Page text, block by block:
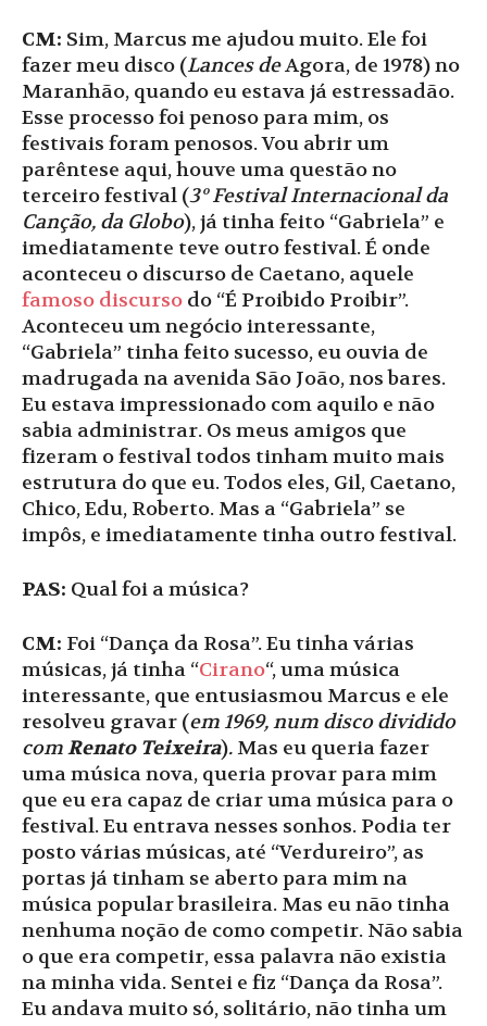
CM: Sim, Marcus me ajudou muito. Ele foi
fazer meu disco (Lances deAgora, de 1978) no
Maranhão, quando eu estava já estressadão.
Esse processo foi penoso para mim, os
festivais foram penosos. Vou abrir um
parêntese aqui, houve uma questão no
terceiro festival (3º Festival Internacional da
Canção, da Globo), já tinha feito “Gabriela” e
imediatamente teve outro festival. É onde
aconteceu o discurso de Caetano, aquele
famoso discurso do “É Proibido Proibir”.
Aconteceu um negócio interessante,
“Gabriela” tinha feito sucesso, eu ouvia de
madrugada na avenida São João, nos bares.
Eu estava impressionado com aquilo e não
sabia administrar. Os meus amigos que
fizeram o festival todos tinham muito mais
estrutura do que eu. Todos eles, Gil, Caetano,
Chico, Edu, Roberto. Mas a “Gabriela” se
impôs, e imediatamente tinha outro festival.
PAS: Qual foi a música?
CM: Foi “Dança da Rosa”. Eu tinha várias
músicas, já tinha “Cirano“, uma música
interessante, que entusiasmou Marcus e ele
resolveu gravar (em 1969, num disco dividido
comRenato Teixeira).Mas eu queria fazer
uma música nova, queria provar para mim
que eu era capaz de criar uma música para o
festival. Eu entrava nesses sonhos. Podia ter
posto várias músicas, até “Verdureiro”, as
portas já tinham se aberto para mim na
música popular brasileira. Mas eu não tinha
nenhuma noção de como competir. Não sabia
o que era competir, essa palavra não existia
na minha vida. Sentei e fiz “Dança da Rosa”.
Eu andava muito só, solitário, não tinha um